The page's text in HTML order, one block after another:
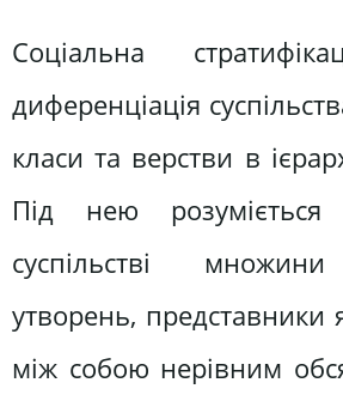
Соціальна
диференціація
класи та верстви в
Під нею розуміється
суспільстві
утворень, представники
між собою нерівним